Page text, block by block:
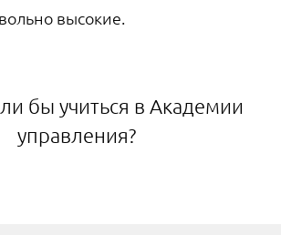
высокие.
бы учиться в Академии
управления?